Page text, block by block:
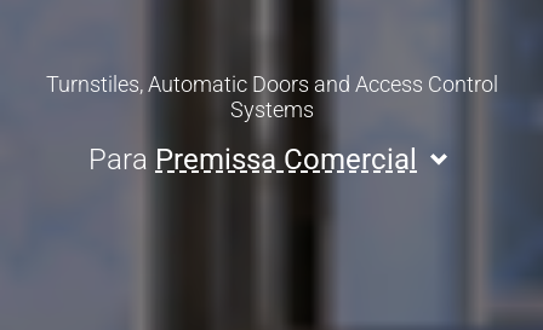
Turnstiles, Automatic Doors and Access Control
Systems
Para Premissa Comercial